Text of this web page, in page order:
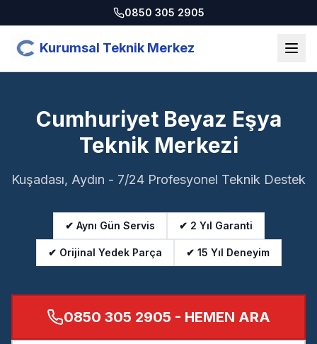
0850 305 2905
Kurumsal Teknik Merkez
Cumhuriyet Beyaz Eşya
Teknik Merkezi
Kuşadası, Aydın - 7/24 Profesyonel Teknik Destek
✔ Aynı Gün Servis ✔ 2 Yıl Garanti
✔ Orijinal Yedek Parça ✔ 15 Yıl Deneyim
0850 305 2905 - HEMEN ARA